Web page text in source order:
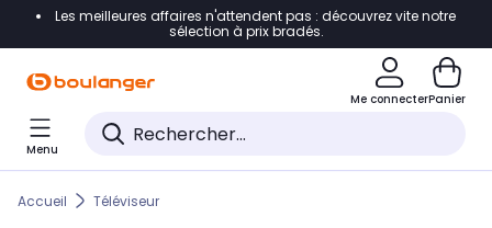
Accéder directement à la navigation
Accéder directement au pied de page
Accéder directement au chatbot
Les meilleures affaires n'attendent pas : découvrez vite notre
sélection à prix bradés.
Me connecterPanier
Menu
Accueil Téléviseur